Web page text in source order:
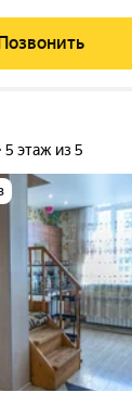
подберём
5 этаж из 5